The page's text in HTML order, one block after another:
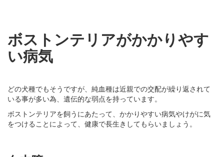
ボストンテリアがかかりやす
い病気
どの犬種でもそうですが、純血種は近親での交配が繰り返されて
いる事が多い為、遺伝的な弱点を持っています。
ボストンテリアを飼うにあたって、かかりやすい病気やけがに気
をつけることによって、健康で長生きしてもらいましょう。